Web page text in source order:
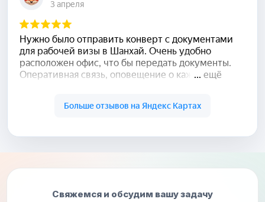
Свяжемся и обсудим вашу задачу